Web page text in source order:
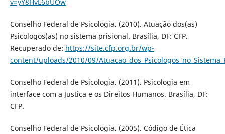
Conselho Federal de Psicologia. (2010). Atuação dos(as)
Psicologos(as) no sistema prisional. Brasília, DF: CFP.
Recuperado de: https://site.cfp.org.br/wp-
content/uploads/2010/09/
Conselho Federal de Psicologia. (2011). Psicologia em
interface com a Justiça e os Direitos Humanos. Brasília, DF:
CFP.
Conselho Federal de Psicologia. (2005). Código de Ética